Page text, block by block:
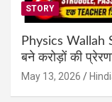
STORY
Physics Wallah
बने करोड़ों की
May 13, 2026